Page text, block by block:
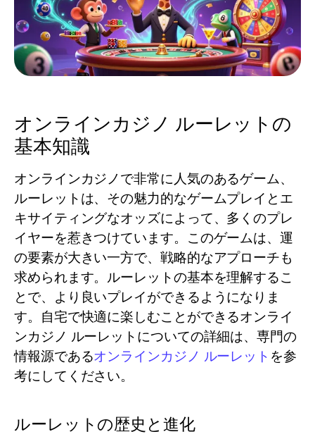
オンラインカジノ ルーレットの
基本知識
オンラインカジノで非常に人気のあるゲーム、
ルーレットは、その魅力的なゲームプレイとエ
キサイティングなオッズによって、多くのプレ
イヤーを惹きつけています。このゲームは、運
の要素が大きい一方で、戦略的なアプローチも
求められます。ルーレットの基本を理解するこ
とで、より良いプレイができるようになりま
す。自宅で快適に楽しむことができるオンライ
ンカジノ ルーレットについての詳細は、専門の
情報源であるオンラインカジノ ルーレット を参
考にしてください。
ルーレットの歴史と進化